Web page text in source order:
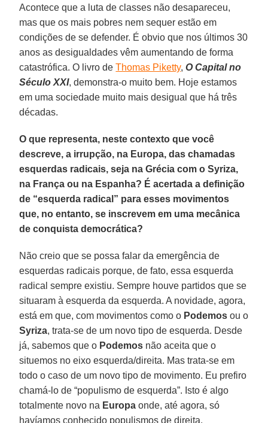
Acontece que a luta de classes não desapareceu,
mas que os mais pobres nem sequer estão em
condições de se defender. É obvio que nos últimos 30
anos as desigualdades vêm aumentando de forma
catastrófica. O livro deThomas Piketty,O Capital no
Século XXI, demonstra-o muito bem. Hoje estamos
em uma sociedade muito mais desigual que há três
décadas.
O que representa, neste contexto que você
descreve, a irrupção, na Europa, das chamadas
esquerdas radicais, seja na Grécia com o Syriza,
na França ou na Espanha? É acertada a definição
de “esquerda radical” para esses movimentos
que, no entanto, se inscrevem em uma mecânica
de conquista democrática?
Não creio que se possa falar da emergência de
esquerdas radicais porque, de fato, essa esquerda
radical sempre existiu. Sempre houve partidos que se
situaram à esquerda da esquerda. A novidade, agora,
está em que, com movimentos como o Podemos ou o
Syriza, trata-se de um novo tipo de esquerda. Desde
já, sabemos que o Podemos não aceita que o
situemos no eixo esquerda/direita. Mas trata-se em
todo o caso de um novo tipo de movimento. Eu prefiro
chamá-lo de “populismo de esquerda”. Isto é algo
totalmente novo na Europa onde, até agora, só
havíamos conhecido populismos de direita.